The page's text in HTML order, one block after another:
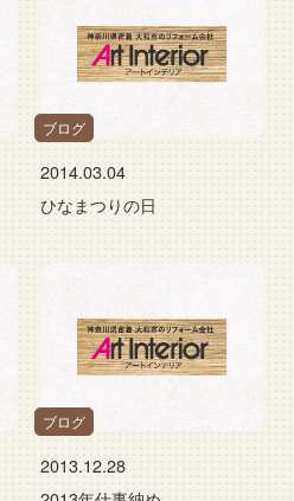
ブログ
2014.03.04
ひなまつりの日
ブログ
2013.12.28